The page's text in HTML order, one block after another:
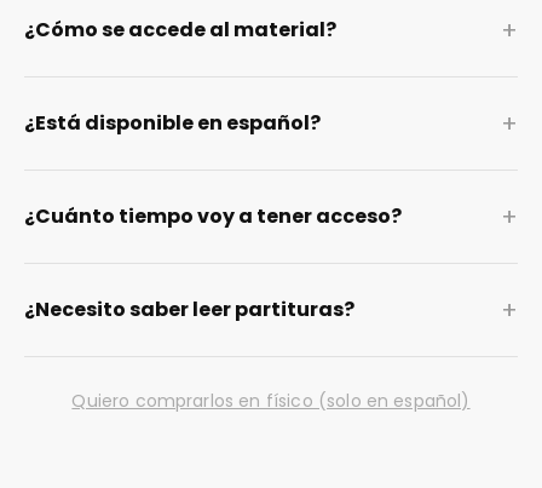
¿Cómo se accede al material? +
¿Está disponible en español? +
¿Cuánto tiempo voy a tener acceso? +
¿Necesito saber leer partituras? +
Quiero comprarlos en físico (solo en español)